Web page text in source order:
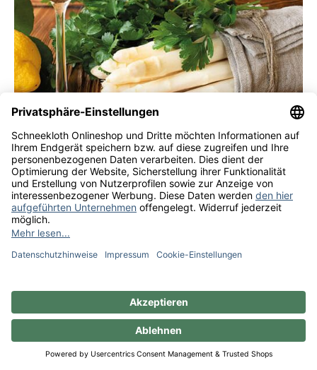
Ratgeber: Wein zu Spargel
Inhaltsverzeichnis
Spargel und Wein – ein kulinarisches Traumpaar
Auf den guten Geschmack kommt es an
Welcher Spargelwein ist der beste?
Wein zu Spargel vorgestellt: Diese Rebsorten
passen immer